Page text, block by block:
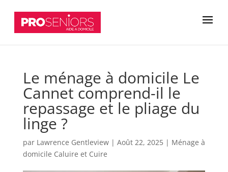
Le ménage à domicile Le
Cannet comprend-il le
repassage et le pliage du
linge ?
par Lawrence Gentleview| Août 22, 2025| Ménage à
domicile Caluire et Cuire